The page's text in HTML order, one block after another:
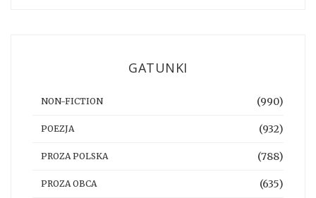
GATUNKI
NON-FICTION (990)
POEZJA (932)
PROZA POLSKA (788)
PROZA OBCA (635)